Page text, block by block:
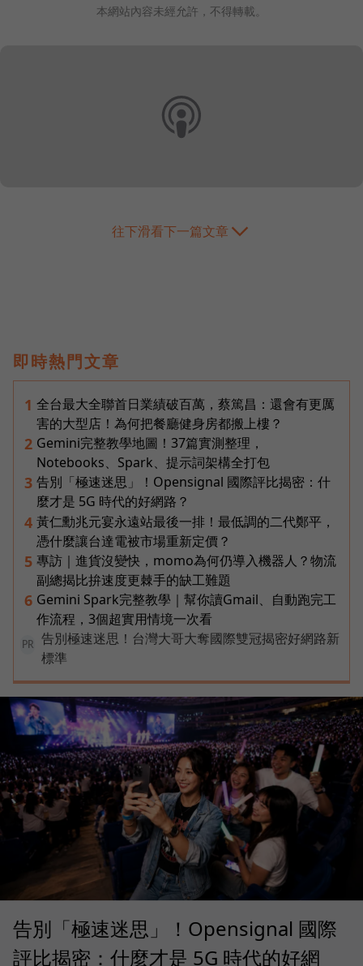
本網站內容未經允許，不得轉載。
往下滑看下一篇文章
即時熱門文章
1 全台最大全聯首日業績破百萬，蔡篤昌：還會有更厲
害的大型店！為何把餐廳健身房都搬上樓？
2 Gemini完整教學地圖！37篇實測整理，
Notebooks、Spark、提示詞架構全打包
3 告別「極速迷思」！Opensignal 國際評比揭密：什
麼才是 5G 時代的好網路？
4 黃仁勳兆元宴永遠站最後一排！最低調的二代鄭平，
憑什麼讓台達電被市場重新定價？
5 專訪｜進貨沒變快，momo為何仍導入機器人？物流
副總揭比拚速度更棘手的缺工難題
6 Gemini Spark完整教學｜幫你讀Gmail、自動跑完工
作流程，3個超實用情境一次看
PR
告別極速迷思！台灣大哥大奪國際雙冠揭密好網路新
標準
告別「極速迷思」！Opensignal 國際
評比揭密：什麼才是 5G 時代的好網